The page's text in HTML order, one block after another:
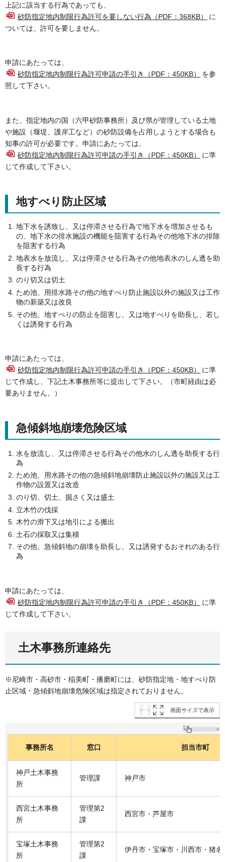
上記に該当する行為であっても、
砂防指定地内制限行為許可を要しない行為（PDF：368KB）
に
ついては、許可を要しません。
申請にあたっては、
砂防指定地内制限行為許可申請の手引き（PDF：450KB）
を参
照して下さい。
また、指定地内の国（六甲砂防事務所）及び県が管理している土地
や施設（堰堤、護岸工など）の砂防設備を占用しようとする場合も
知事の許可が必要です。申請にあたっては、
砂防指定地内制限行為許可申請の手引き（PDF：450KB）
に準
じて作成して下さい。
地すべり防止区域
地下水を誘致し、又は停滞させる行為で地下水を増加させるも
の、地下水の排水施設の機能を阻害する行為その他地下水の排除
を阻害する行為
地表水を放流し、又は停滞させる行為その他地表水のしん透を助
長する行為
のり切又は切土
ため池、用排水路その他の地すべり防止施設以外の施設又は工作
物の新築又は改良
その他、地すべりの防止を阻害し、又は地すべりを助長し、若し
くは誘発する行為
申請にあたっては、
砂防指定地内制限行為許可申請の手引き（PDF：450KB）
に準
じて作成し、下記土木事務所等に提出して下さい。（市町経由は必
要ありません。）
急傾斜地崩壊危険区域
水を放流し、又は停滞させる行為その他水のしん透を助長する行
為
ため池、用水路その他の急傾斜地崩壊防止施設以外の施設又は工
作物の設置又は改造
のり切、切土、掘さく又は盛土
立木竹の伐採
木竹の滑下又は地引による搬出
土石の採取又は集積
その他、急傾斜地の崩壊を助長し、又は誘発するおそれのある行
為
申請にあたっては、
砂防指定地内制限行為許可申請の手引き（PDF：450KB）
に準
じて作成して下さい。
土木事務所連絡先
※尼崎市・高砂市・稲美町・播磨町には、砂防指定地・地すべり防
止区域・急傾斜地崩壊危険区域は指定されておりません。
画面サイズで表示
事務所名 窓口 担当市町
神戸土木事務
所
管理課 神戸市
西宮土木事務
所
管理第2
課
西宮市・芦屋市
宝塚土木事務
所
管理第2
課
伊丹市・宝塚市・川西市・猪